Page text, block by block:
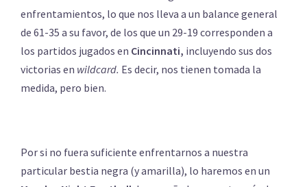
enfrentamientos, lo que nos lleva a un balance general
de 61-35 a su favor, de los que un 29-19 corresponden a
los partidos jugados en Cincinnati, incluyendo sus dos
victorias en wildcard. Es decir, nos tienen tomada la
medida, pero bien.
Por si no fuera suficiente enfrentarnos a nuestra
particular bestia negra (y amarilla), lo haremos en un